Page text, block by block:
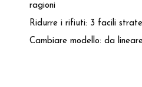
ragioni
Ridurre i rifiuti: 3 facili
Cambiare modello: da